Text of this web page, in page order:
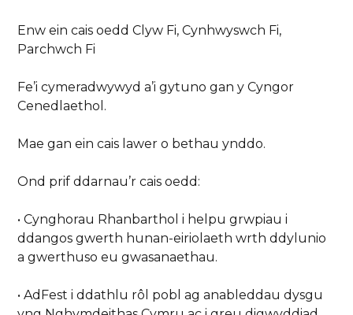
Enw ein cais oedd Clyw Fi, Cynhwyswch Fi,
Parchwch Fi
Fe’i cymeradwywyd a’i gytuno gan y Cyngor
Cenedlaethol.
Mae gan ein cais lawer o bethau ynddo.
Ond prif ddarnau’r cais oedd:
• Cynghorau Rhanbarthol i helpu grwpiau i
ddangos gwerth hunan-eiriolaeth wrth ddylunio
a gwerthuso eu gwasanaethau.
• AdFest i ddathlu rôl pobl ag anableddau dysgu